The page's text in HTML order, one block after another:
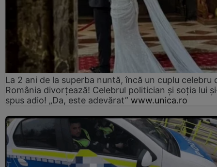
La 2 ani de la superba nuntă, încă un cuplu celebru
România divorțează! Celebrul politician și soția lui
spus adio! „Da, este adevărat” www.unica.ro